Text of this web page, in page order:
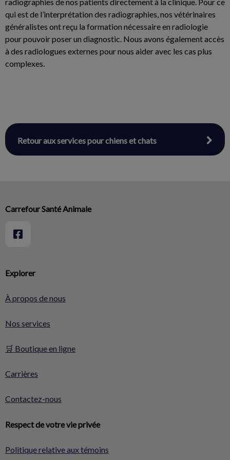
qui est de l’interprétation des radiographies, nos vétérinaires
généralistes ont reçu la formation nécessaire en radiologie
pour pouvoir poser un diagnostic. Nous avons également accès
à des radiologues externes pour nous aider avec les cas plus
complexes.
Retour aux services pour chiens et chats
Explorer
À propos de nous
Nos services
🛒 Boutique en ligne
Carrières
Contactez-nous
Respect de votre vie privée
Politique relative aux témoins
Carrefour Santé Animale